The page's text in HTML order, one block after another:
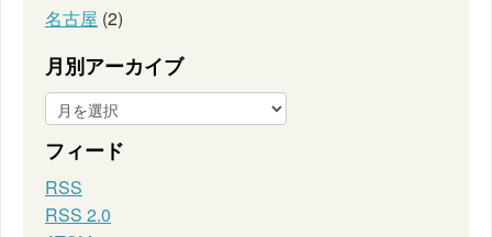
名古屋 (2)
月別アーカイブ
フィード
RSS
RSS 2.0